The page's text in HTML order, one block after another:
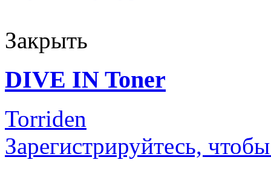
Закрыть
DIVE IN Toner
Torriden
Зарегистрируйтесь,